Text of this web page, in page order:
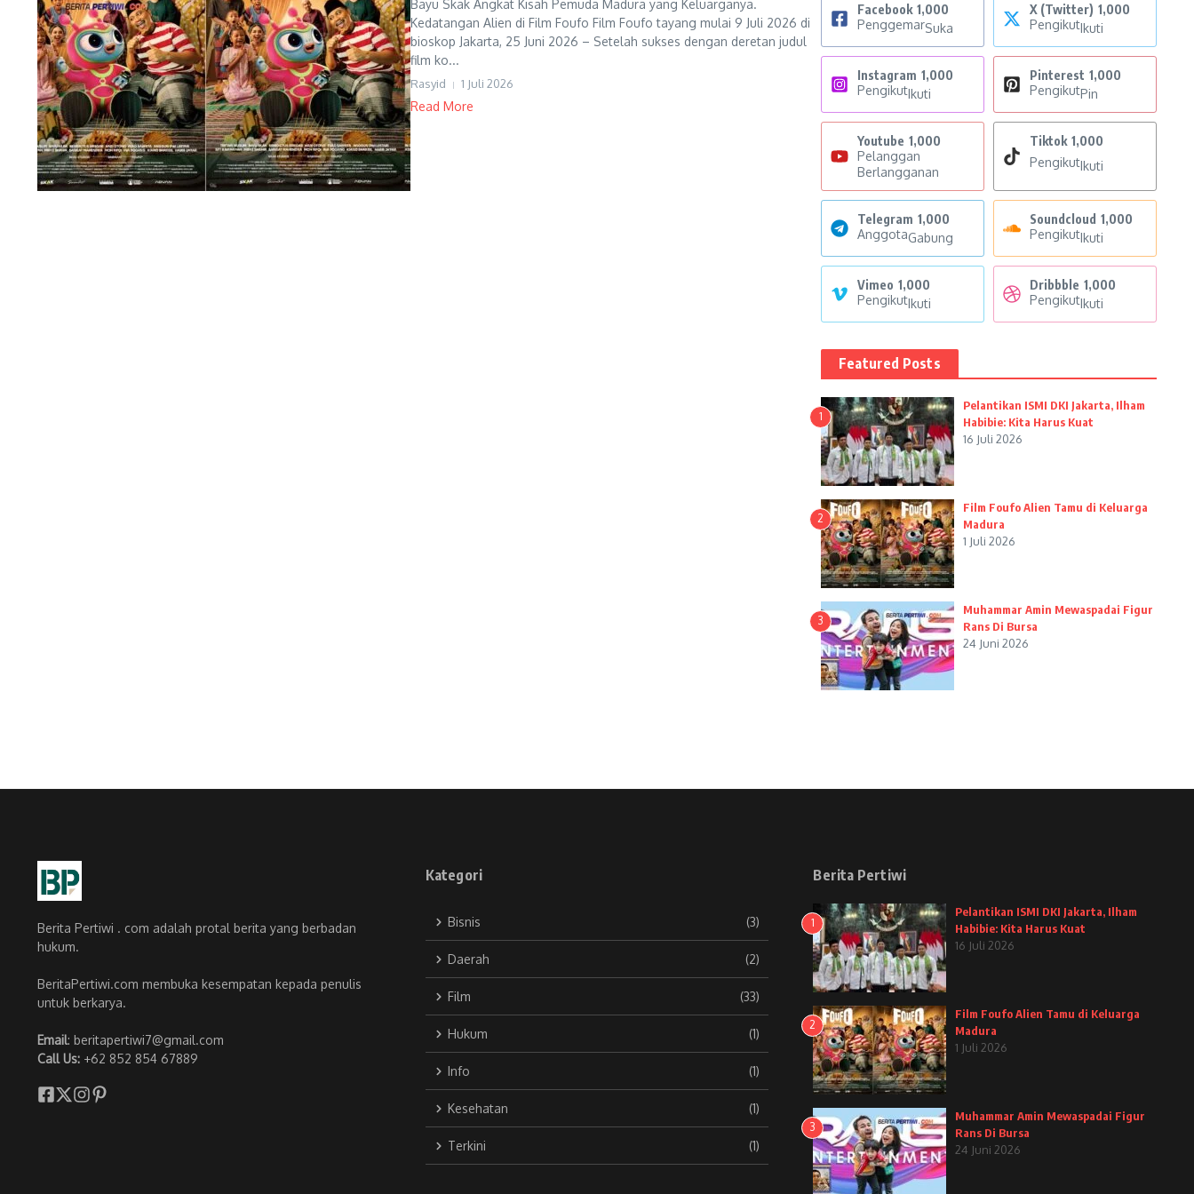
Bayu Skak Angkat Kisah Pemuda Madura yang Keluarganya.
Kedatangan Alien di Film Foufo Film Foufo tayang mulai 9 Juli 2026 di
bioskop Jakarta, 25 Juni 2026 – Setelah sukses dengan deretan judul
film ko...
Rasyid 1 Juli 2026
Read More
Facebook 1,000
PenggemarSuka
X (Twitter) 1,000
PengikutIkuti
Instagram 1,000
PengikutIkuti
Pinterest 1,000
PengikutPin
Youtube 1,000
Pelanggan
Berlangganan
Tiktok 1,000
PengikutIkuti
Telegram 1,000
AnggotaGabung
Soundcloud 1,000
PengikutIkuti
Vimeo 1,000
PengikutIkuti
Dribbble 1,000
PengikutIkuti
Featured Posts
1
Pelantikan ISMI DKI Jakarta, Ilham
Habibie: Kita Harus Kuat
16 Juli 2026
2
Film Foufo Alien Tamu di Keluarga
Madura
1 Juli 2026
3
Muhammar Amin Mewaspadai Figur
Rans Di Bursa
24 Juni 2026
Berita Pertiwi . com adalah protal berita yang berbadan
hukum.
BeritaPertiwi.com membuka kesempatan kepada penulis
untuk berkarya.
Email: beritapertiwi7@gmail.com
Call Us: +62 852 854 67889
Kategori
Bisnis (3)
Daerah (2)
Film (33)
Hukum (1)
Info (1)
Kesehatan (1)
Terkini (1)
Berita Pertiwi
1
Pelantikan ISMI DKI Jakarta, Ilham
Habibie: Kita Harus Kuat
16 Juli 2026
2
Film Foufo Alien Tamu di Keluarga
Madura
1 Juli 2026
3
Muhammar Amin Mewaspadai Figur
Rans Di Bursa
24 Juni 2026